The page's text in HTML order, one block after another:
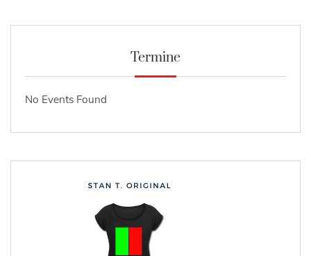
Termine
No Events Found